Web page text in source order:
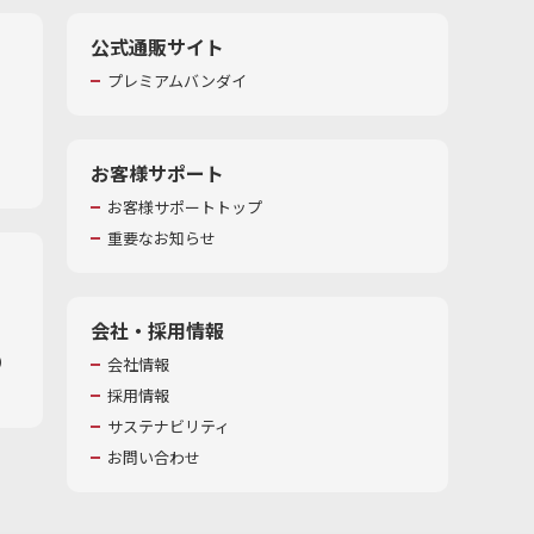
公式通販サイト
プレミアムバンダイ
お客様サポート
お客様サポートトップ
重要なお知らせ
会社・採用情報
会社情報
採用情報
サステナビリティ
お問い合わせ